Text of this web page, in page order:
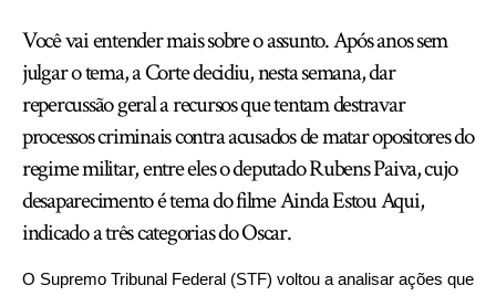
Você vai entender mais sobre o assunto. Após anos sem
julgar o tema, a Corte decidiu, nesta semana, dar
repercussão geral a recursos que tentam destravar
processos criminais contra acusados de matar opositores do
regime militar, entre eles o deputado Rubens Paiva, cujo
desaparecimento é tema do filme Ainda Estou Aqui,
indicado a três categorias do Oscar.
O Supremo Tribunal Federal (STF) voltou a analisar ações que